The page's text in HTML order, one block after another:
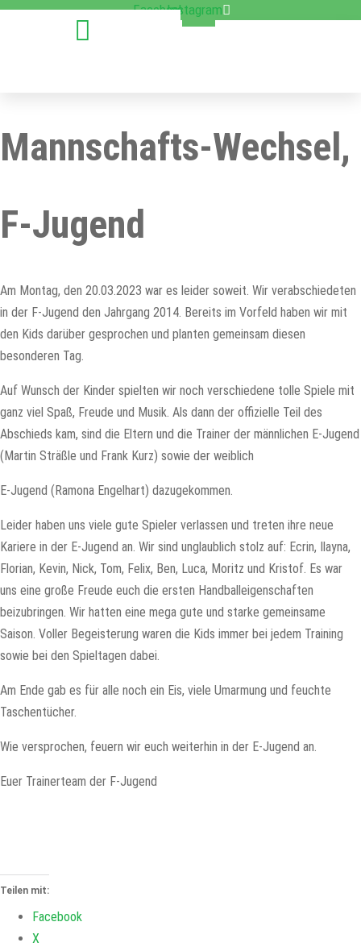
FacebookInstagram
Mannschafts-Wechsel,
F-Jugend
Am Montag, den 20.03.2023 war es leider soweit. Wir verabschiedeten
in der F-Jugend den Jahrgang 2014. Bereits im Vorfeld haben wir mit
den Kids darüber gesprochen und planten gemeinsam diesen
besonderen Tag.
Auf Wunsch der Kinder spielten wir noch verschiedene tolle Spiele mit
ganz viel Spaß, Freude und Musik. Als dann der offizielle Teil des
Abschieds kam, sind die Eltern und die Trainer der männlichen E-Jugend
(Martin Sträßle und Frank Kurz) sowie der weiblich
E-Jugend (Ramona Engelhart) dazugekommen.
Leider haben uns viele gute Spieler verlassen und treten ihre neue
Kariere in der E-Jugend an. Wir sind unglaublich stolz auf: Ecrin, Ilayna,
Florian, Kevin, Nick, Tom, Felix, Ben, Luca, Moritz und Kristof. Es war
uns eine große Freude euch die ersten Handballeigenschaften
beizubringen. Wir hatten eine mega gute und starke gemeinsame
Saison. Voller Begeisterung waren die Kids immer bei jedem Training
sowie bei den Spieltagen dabei.
Am Ende gab es für alle noch ein Eis, viele Umarmung und feuchte
Taschentücher.
Wie versprochen, feuern wir euch weiterhin in der E-Jugend an.
Euer Trainerteam der F-Jugend
Teilen mit:
Facebook
X